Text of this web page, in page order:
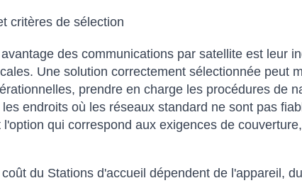
critères de sélection
des communications par satellite est leur
Une solution correctement sélectionnée peut
prendre en charge les procédures de
endroits où les réseaux standard ne sont pas
l'option qui correspond aux exigences de
du Stations d'accueil dépendent de l'appareil,